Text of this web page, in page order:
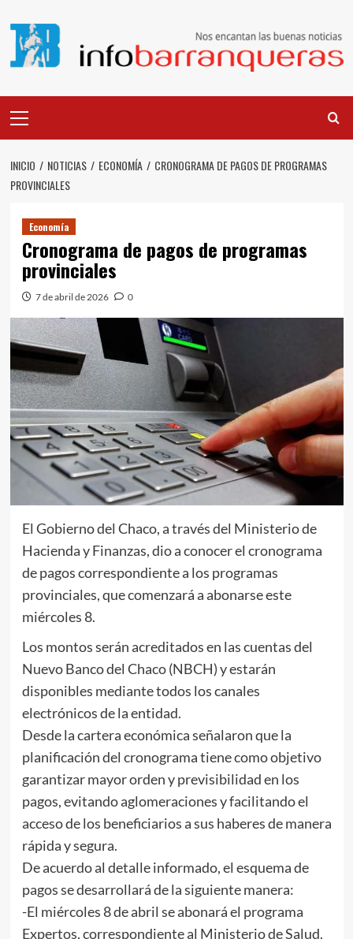
contenido
principal
INICIO NOTICIAS ECONOMÍA
CRONOGRAMA DE PAGOS DE PROGRAMAS
PROVINCIALES
Economía
Cronograma de pagos de programas
provinciales
7 de abril de 2026 0
El Gobierno del Chaco, a través del Ministerio de
Hacienda y Finanzas, dio a conocer el cronograma
de pagos correspondiente a los programas
provinciales, que comenzará a abonarse este
miércoles 8.
Los montos serán acreditados en las cuentas del
Nuevo Banco del Chaco (NBCH) y estarán
disponibles mediante todos los canales
electrónicos de la entidad.
Desde la cartera económica señalaron que la
planificación del cronograma tiene como objetivo
garantizar mayor orden y previsibilidad en los
pagos, evitando aglomeraciones y facilitando el
acceso de los beneficiarios a sus haberes de manera
rápida y segura.
De acuerdo al detalle informado, el esquema de
pagos se desarrollará de la siguiente manera:
-El miércoles 8 de abril se abonará el programa
Expertos, correspondiente al Ministerio de Salud.